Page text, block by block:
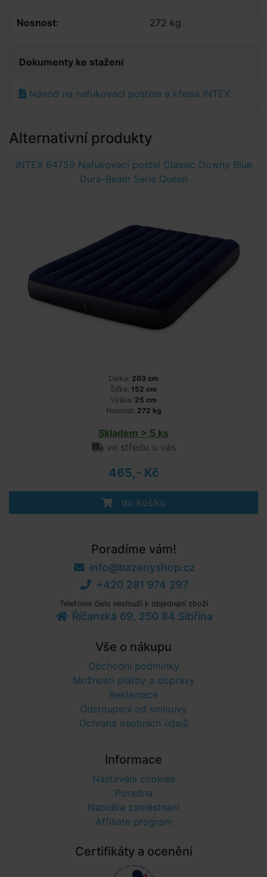
Nosnost: 272 kg
Dokumenty ke stažení
Návod na nafukovací postele a křesla INTEX
Alternativní produkty
INTEX 64759 Nafukovací postel Classic Downy Blue
Dura-Beam Serie Queen
Délka: 203 cm
Šířka: 152 cm
Výška: 25 cm
Nosnost: 272 kg
Skladem > 5 ks
ve středu u vás
465,- Kč
do košíku
Poradíme vám!
info@bazenyshop.cz
+420 281 974 297
Telefonní číslo neslouží k objednaní zboží
Říčanská 69, 250 84 Sibřina
Vše o nákupu
Obchodní podmínky
Možnosti platby a dopravy
Reklamace
Odstoupení od smlouvy
Ochrana osobních údajů
Informace
Nastavení cookies
Poradna
Nabídka zaměstnání
Affiliate program
Certifikáty a ocenění